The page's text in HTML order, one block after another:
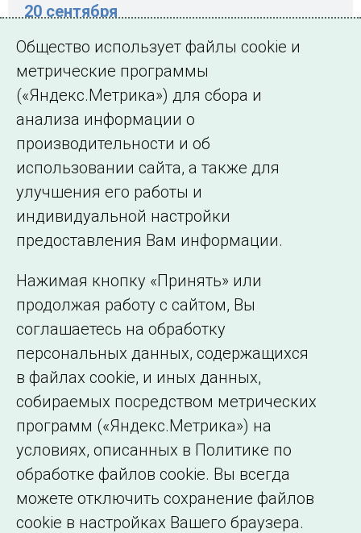
20 сентября
1936 год. Состоялся пуск первого
гидроагрегата Баксанской ГЭС
← Все публикации
©2005–2026 АО «СО ЕЭС»
Филиалы и
представительства
Сведения об
образовательной
организации
Общество использует файлы cookie и
метрические программы
(«Яндекс.Метрика») для сбора и
анализа информации о
производительности и об
использовании сайта, а также для
улучшения его работы и
индивидуальной настройки
предоставления Вам информации.
Нажимая кнопку «Принять» или
продолжая работу с сайтом, Вы
соглашаетесь на обработку
персональных данных, содержащихся
в файлах cookie, и иных данных,
собираемых посредством метрических
программ («Яндекс.Метрика») на
условиях, описанных в Политике по
обработке файлов cookie. Вы всегда
можете отключить сохранение файлов
cookie в настройках Вашего браузера.